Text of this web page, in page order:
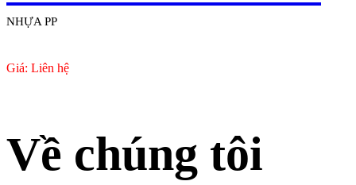
NHỰA PP
Giá: Liên hệ
Về chúng tôi